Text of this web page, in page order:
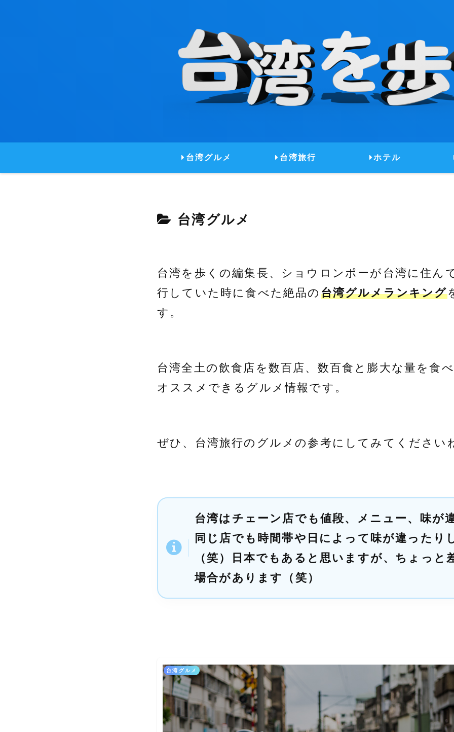
台湾グルメ 台湾旅行 ホテル
台湾グルメ
台湾を歩くの編集長、ショウロンポーが台湾に住ん
行していた時に食べた絶品の 台湾グルメランキング
す。
台湾全土の飲食店を数百店、数百食と膨大な量を食
オススメできるグルメ情報です。
ぜひ、台湾旅行のグルメの参考にしてみてください
台湾はチェーン店でも値段、メニュー、味が
同じ店でも時間帯や日によって味が違ったり
（笑）日本でもあると思いますが、ちょっと
場合があります（笑）
台湾グルメ